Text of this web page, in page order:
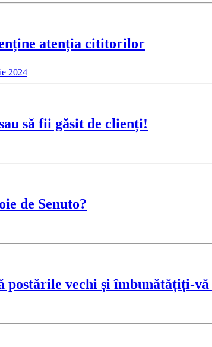
atenția cititorilor
2024
să fii găsit de clienți!
de Senuto?
vechi și îmbunătățiți-vă